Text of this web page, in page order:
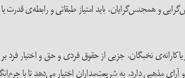
و همجنس‌گرایان، باید امتیاز طبقاتی و رابطه‌ی قدرت
نخبگان، جزیی از حقوق فردی و حق و اختیار
مذهبی دارد، به شریعت‌مداران اختیار می‌دهد تا با